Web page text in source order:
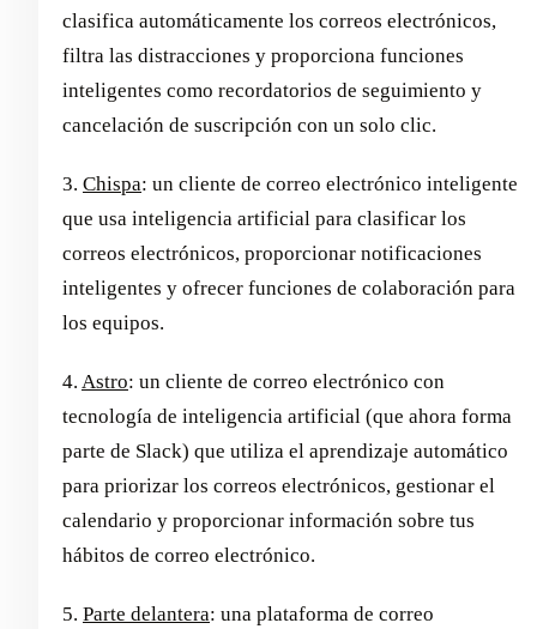
clasifica automáticamente los correos electrónicos,
filtra las distracciones y proporciona funciones
inteligentes como recordatorios de seguimiento y
cancelación de suscripción con un solo clic.
3. Chispa: un cliente de correo electrónico inteligente
que usa inteligencia artificial para clasificar los
correos electrónicos, proporcionar notificaciones
inteligentes y ofrecer funciones de colaboración para
los equipos.
4. Astro: un cliente de correo electrónico con
tecnología de inteligencia artificial (que ahora forma
parte de Slack) que utiliza el aprendizaje automático
para priorizar los correos electrónicos, gestionar el
calendario y proporcionar información sobre tus
hábitos de correo electrónico.
5. Parte delantera: una plataforma de correo